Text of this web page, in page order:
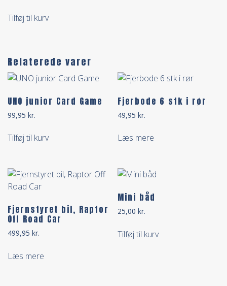
Tilføj til kurv
Relaterede varer
UNO junior Card Game
99,95 kr.
Tilføj til kurv
Fjerbode 6 stk i rør
49,95kr.
Læs mere
Fjernstyret bil, Raptor
Off Road Car
499,95 kr.
Læs mere
Mini båd
25,00kr.
Tilføj til kurv